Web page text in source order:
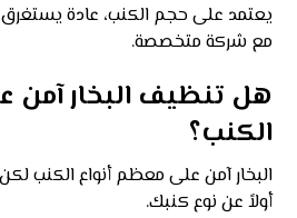
يعتمد على حجم الكنب، عادة
مع شركة متخصصة.
هل تنظيف البخار آمن
الكنب؟
البخار آمن على معظم أنواع الكنب
أولاً عن نوع كنبك.